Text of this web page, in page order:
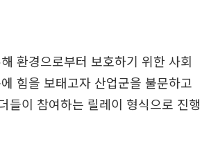
환경으로부터 보호하기 위한 사회
힘을 보태고자 산업군을 불문하고
들이 참여하는 릴레이 형식으로 진행